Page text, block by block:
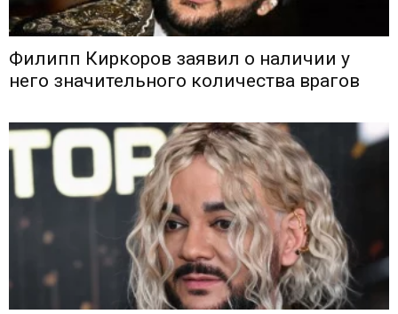
Филипп Киркоров заявил о наличии у
него значительного количества врагов